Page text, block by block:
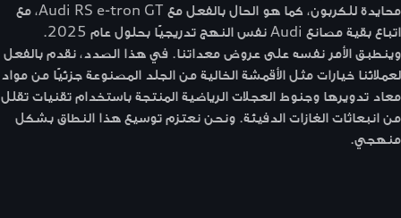
محايدة للكربون، كما هو الحال بالفعل مع Audi RS e-tron GT، مع
اتباع بقية مصانع Audi نفس النهج تدريجيًا بحلول عام 2025.
وينطبق الأمر نفسه على عروض معداتنا. في هذا الصدد، نقدم بالفعل
لعملائنا خيارات مثل الأقمشة الخالية من الجلد المصنوعة جزئيًا من مواد
معاد تدويرها وجنوط العجلات الرياضية المنتجة باستخدام تقنيات تقلل
من انبعاثات الغازات الدفيئة. ونحن نعتزم توسيع هذا النطاق بشكل
منهجي.